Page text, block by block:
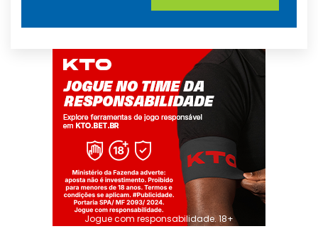
Jogue com responsabilidade. 18+